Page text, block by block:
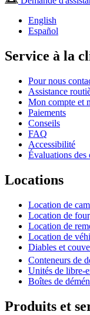
English
Español
Service à la
Pour nous
Assistance
Mon compte et
Paiements
Conseils
FAQ
Accessibilité
Évaluations des
Locations
Location de
Location de
Location de
Location de
Diables et
Conteneurs de
Unités de libre-
Boîtes de
Produits et